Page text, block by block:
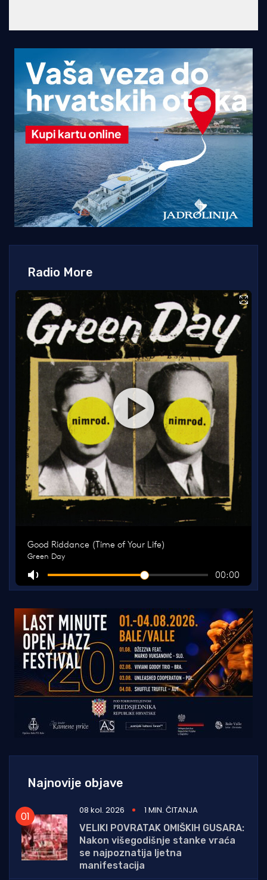
Radio More
Najnovije objave
08 kol. 2026
1 MIN. ČITANJA
VELIKI POVRATAK OMIŠKIH GUSARA:
Nakon višegodišnje stanke vraća
se najpoznatija ljetna
manifestacija